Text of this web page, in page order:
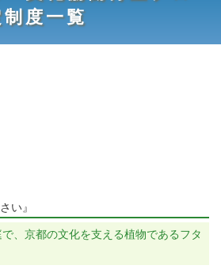
度一覧
い』
、京都の文化を支える植物であるフタ